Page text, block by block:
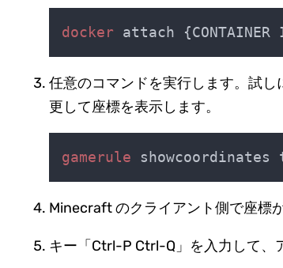
docker
任意のコマンドを実行します。試し
更して座標を表示します。
gamerule
Minecraft のクライアント側で座標
キー「Ctrl-P Ctrl-Q」を入力して、